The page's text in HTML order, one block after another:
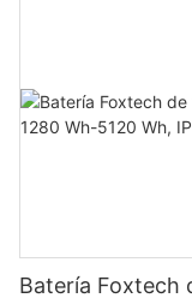
Batería Foxtech